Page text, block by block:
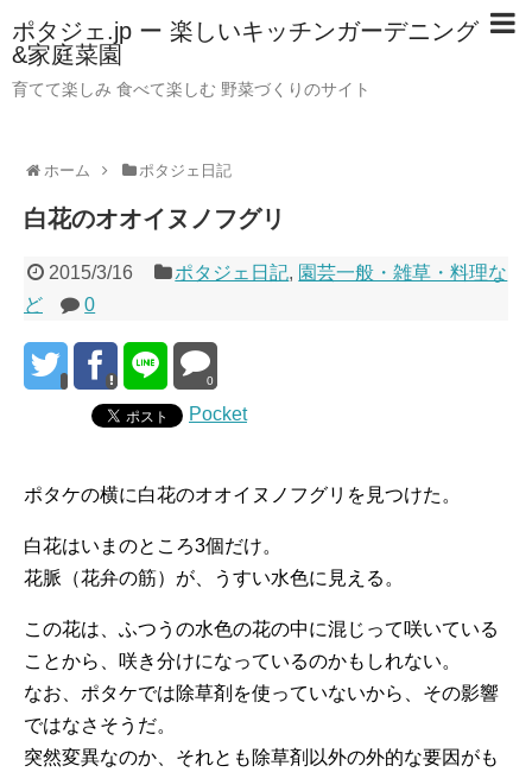
ポタジェ.jp ー 楽しいキッチンガーデニング
&家庭菜園
育てて楽しみ 食べて楽しむ 野菜づくりのサイト
ホーム ポタジェ日記
白花のオオイヌノフグリ
2015/3/16 ポタジェ日記, 園芸一般・雑草・料理な
ど
0
0
Pocket
ポタケの横に白花のオオイヌノフグリを見つけた。
白花はいまのところ3個だけ。
花脈（花弁の筋）が、うすい水色に見える。
この花は、ふつうの水色の花の中に混じって咲いている
ことから、咲き分けになっているのかもしれない。
なお、ポタケでは除草剤を使っていないから、その影響
ではなさそうだ。
突然変異なのか、それとも除草剤以外の外的な要因がも